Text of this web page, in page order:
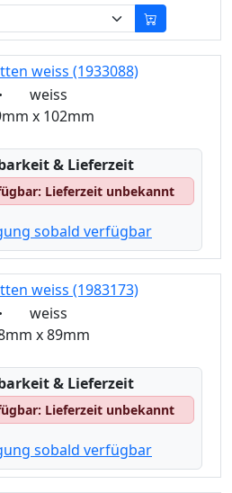
weiss (1933088)
Eigenschaft:
weiss
x 102mm
& Lieferzeit
Lieferzeit unbekannt
sobald verfügbar
weiss (1983173)
Eigenschaft:
weiss
x 89mm
& Lieferzeit
Lieferzeit unbekannt
sobald verfügbar